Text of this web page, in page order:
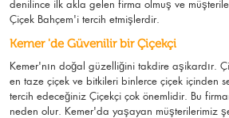
denilince ilk akla gelen firma olmuş ve
Çiçek Bahçem'i tercih etmişlerdir.
Kemer 'de Güvenilir bir Çiçekçi
Kemer'nın doğal güzelliğini takdire aşikardır.
en taze çiçek ve bitkileri binlerce çiçek içinden
tercih edeceğiniz Çiçekçi çok önemlidir. Bu
neden olur. Kemer'da yaşayan müşterilerimiz